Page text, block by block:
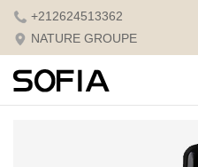
+212624513362
NATURE GROUPE